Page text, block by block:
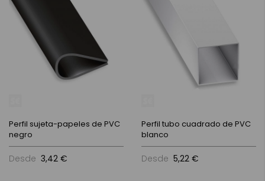
Perfil sujeta-papeles de PVC
negro
Desde 3,42 €
Perfil tubo cuadrado de PVC
blanco
Desde 5,22 €